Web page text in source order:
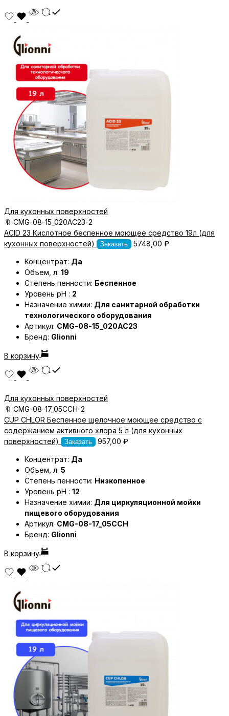
Для кухонных поверхностей
🔖 CMG-08-15_020AC23-2
ACID 23 Кислотное беспенное моющее средство 19л (для
кухонных поверхностей)
Заказать 5748,00 ₽
Концентрат: Да
Объем, л: 19
Степень пенности: Беспенное
Уровень pH : 2
Назначение химии: Для санитарной обработки
технологического оборудования
Артикул: CMG-08-15_020AC23
Бренд: Glionni
В корзину
Для кухонных поверхностей
🔖 CMG-08-17_05CCH-2
CUP CHLOR Беспенное щелочное моющее средство с
содержанием активного хлора 5 л (для кухонных
поверхностей)
Заказать 957,00 ₽
Концентрат: Да
Объем, л: 5
Степень пенности: Низкопенное
Уровень pH : 12
Назначение химии: Для циркуляционной мойки
пищевого оборудования
Артикул: CMG-08-17_05CCH
Бренд: Glionni
В корзину